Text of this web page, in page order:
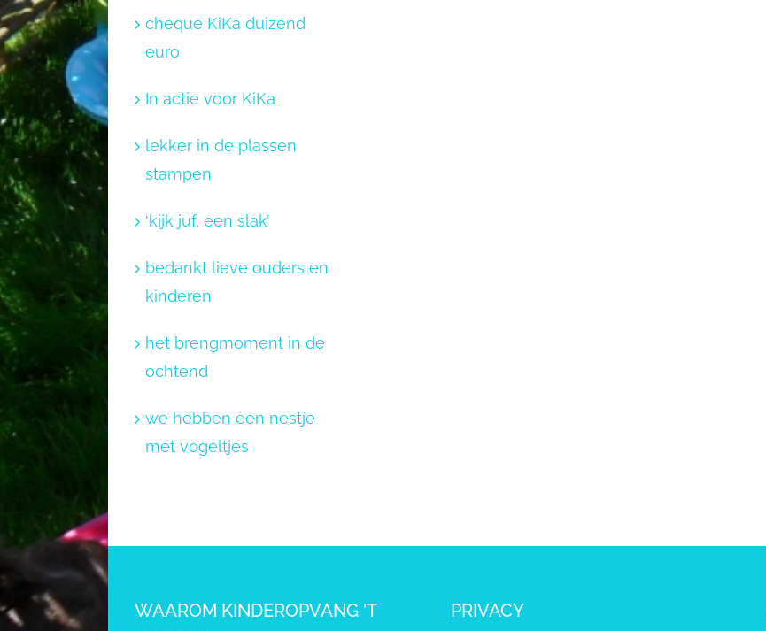
cheque KiKa duizend
euro
In actie voor KiKa
lekker in de plassen
stampen
‘kijk juf, een slak’
bedankt lieve ouders en
kinderen
het brengmoment in de
ochtend
we hebben een nestje
met vogeltjes
WAAROM KINDEROPVANG ’T
PRIVACY